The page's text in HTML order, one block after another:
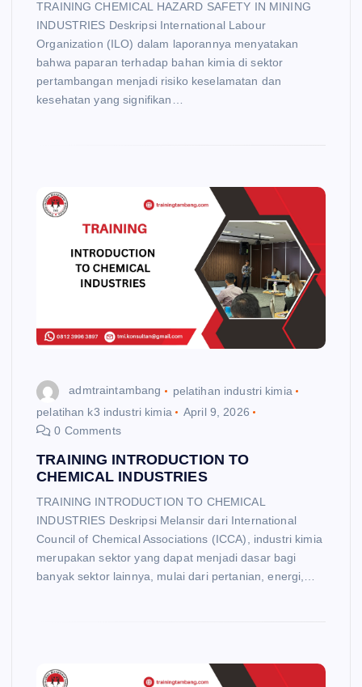
TRAINING CHEMICAL HAZARD SAFETY IN MINING
INDUSTRIES Deskripsi International Labour
Organization (ILO) dalam laporannya menyatakan
bahwa paparan terhadap bahan kimia di sektor
pertambangan menjadi risiko keselamatan dan
kesehatan yang signifikan…
admtraintambang
pelatihan industri kimia
pelatihan k3 industri kimia
April 9, 2026
0 Comments
TRAINING INTRODUCTION TO
CHEMICAL INDUSTRIES
TRAINING INTRODUCTION TO CHEMICAL
INDUSTRIES Deskripsi Melansir dari International
Council of Chemical Associations (ICCA), industri kimia
merupakan sektor yang dapat menjadi dasar bagi
banyak sektor lainnya, mulai dari pertanian, energi,…